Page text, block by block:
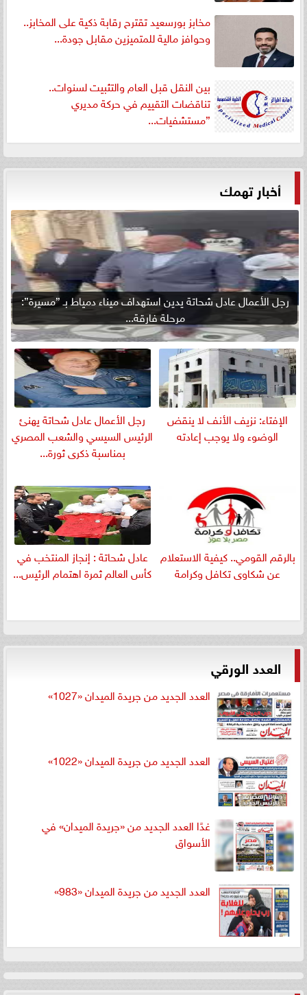
مخابز بورسعيد تقترح رقابة ذكية على المخابز..
وحوافز مالية للمتميزين مقابل جودة...
بين النقل قبل العام والتثبيت لسنوات..
تناقضات التقييم في حركة مديري
”مستشفيات...
أخبار تهمك
رجل الأعمال عادل شحاتة يدين استهداف ميناء دمياط بـ ”مسيرة”:
مرحلة فارقة...
الإفتاء: نزيف الأنف لا ينقض
الوضوء ولا يوجب إعادته
رجل الأعمال عادل شحاتة يهنئ
الرئيس السيسي والشعب المصري
بمناسبة ذكرى ثورة...
بالرقم القومي.. كيفية الاستعلام
عن شكاوى تكافل وكرامة
عادل شحاتة : إنجاز المنتخب في
كأس العالم ثمرة اهتمام الرئيس...
العدد الورقي
العدد الجديد من جريدة الميدان «1027»
العدد الجديد من جريدة الميدان «1022»
غدًا العدد الجديد من «جريدة الميدان» في
الأسواق
العدد الجديد من جريدة الميدان «983»